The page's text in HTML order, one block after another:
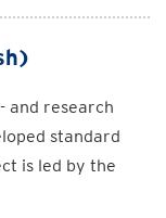
and research
standard
is led by the